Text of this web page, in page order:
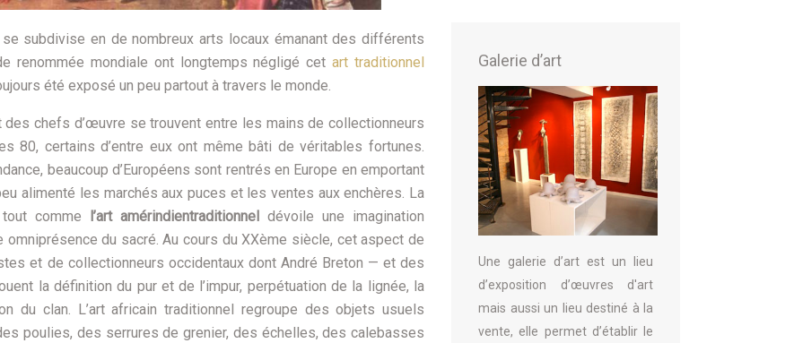
se subdivise en de nombreux arts locaux émanant des différents
renommée mondiale ont longtemps négligé cetart traditionnel
été exposé un peu partout à travers le monde.
chefs d’œuvre se trouvent entre les mains de collectionneurs
80, certains d’entre eux ont même bâti de véritables fortunes.
beaucoup d’Européens sont rentrés en Europe en emportant
alimenté les marchés aux puces et les ventes aux enchères. La
comme
l’art amérindientraditionnel
dévoile une imagination
du sacré. Au cours du XXème siècle, cet aspect de
et de collectionneurs occidentaux dont André Breton — et des
la définition du pur et de l’impur, perpétuation de la lignée, la
du clan. L’art africain traditionnel regroupe des objets usuels
poulies, des serrures de grenier, des échelles, des calebasses
Galerie d’art
Une galerie d’art est un lieu
d’exposition d’œuvres d'art
mais aussi un lieu destiné à la
vente, elle permet d’établir le